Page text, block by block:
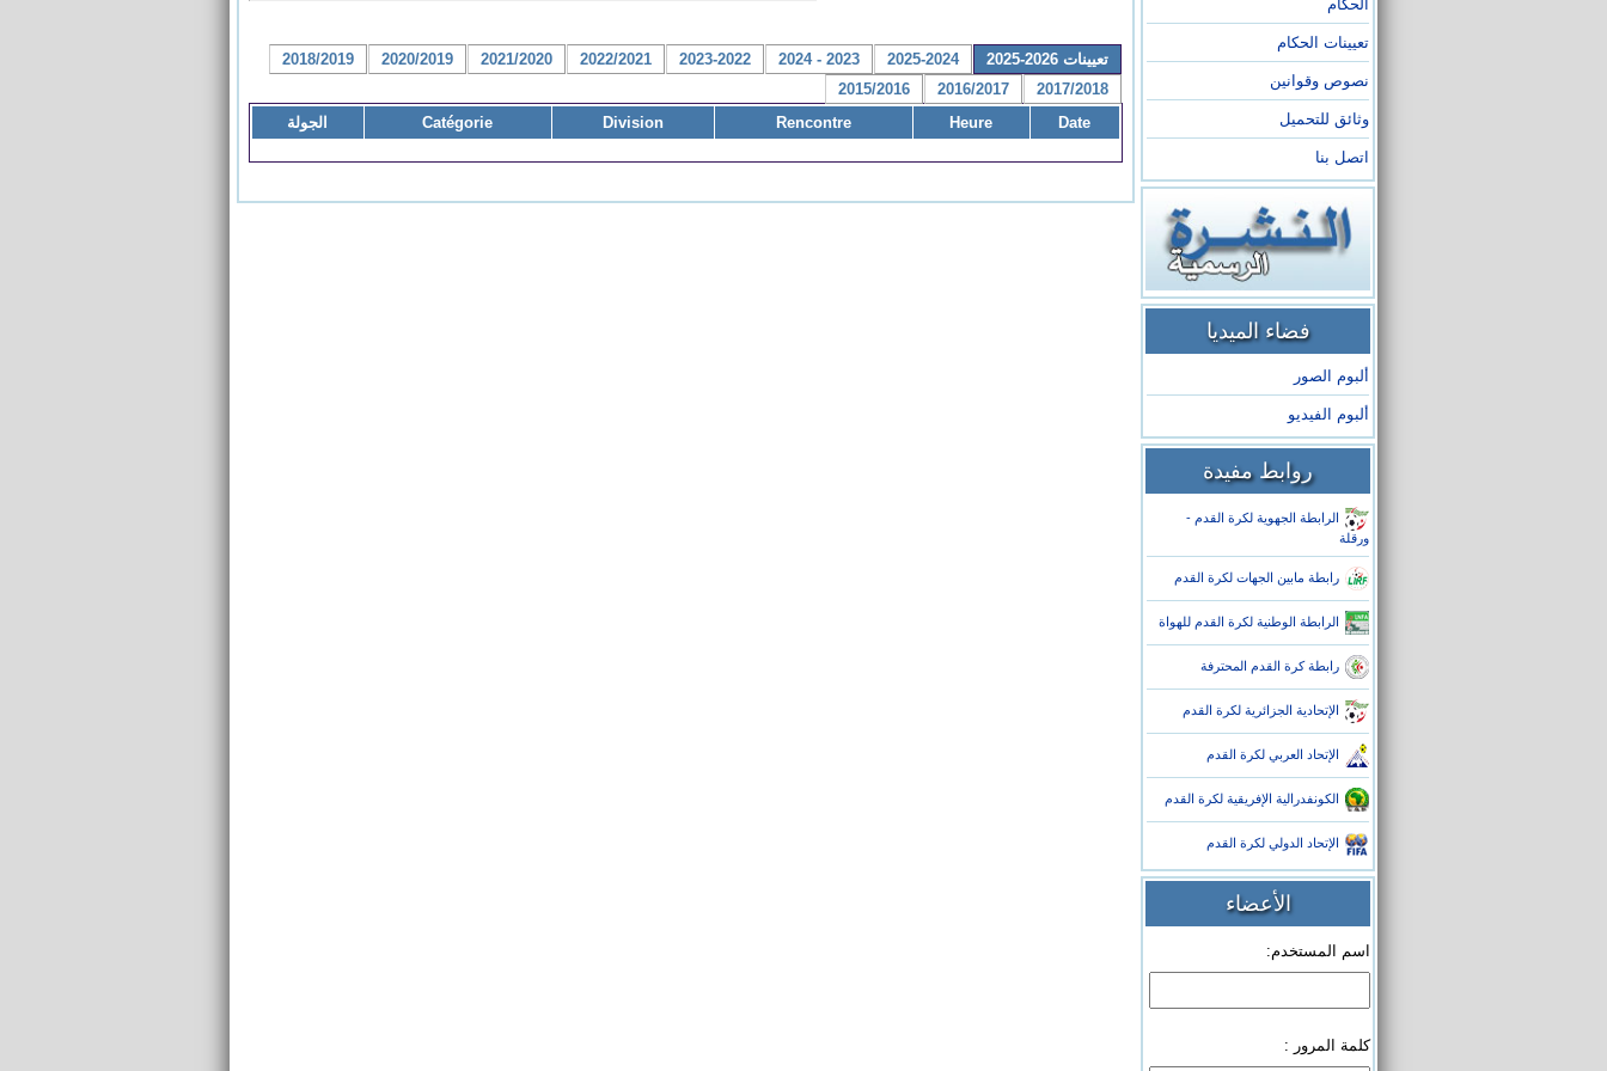
الحكام
تعيينات الحكام
نصوص وقوانين
وثائق للتحميل
اتصل بنا
فضاء الميديا
ألبوم الصور
ألبوم الفيديو
روابط مفيدة
الرابطة الجهوية لكرة القدم -
ورقلة
رابطة مابين الجهات لكرة القدم
الرابطة الوطنية لكرة القدم للهواة
رابطة كرة القدم المحترفة
الإتحادية الجزائرية لكرة القدم
الإتحاد العربي لكرة القدم
الكونفدرالية الإفريقية لكرة القدم
الإتحاد الدولي لكرة القدم
الأعضاء
اسم المستخدم:
كلمة المرور :
تعيينات 2026-2025 2025-2024
2023 - 2024
2023-2022
2022/2021
2021/2020
2020/2019
2018/2019
2017/2018
2016/2017
2015/2016
Date
Heure
Rencontre
Division
Catégorie الجولة